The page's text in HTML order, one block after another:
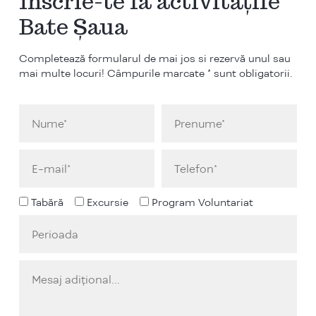
Bate Șaua
Completează formularul de mai jos si rezervă unul sau
mai multe locuri! Câmpurile marcate * sunt obligatorii.
Tabără Excursie Program Voluntariat